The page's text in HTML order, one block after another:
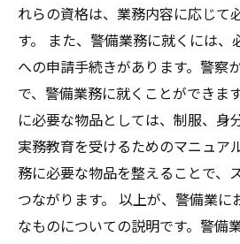
れらの資格は、業務内容に応じて
す。 また、警備業務に就くには
への申請手続きがあります。警察
で、警備業務に就くことができま
に必要な物品としては、制服、身
実務教育を受けるためのマニュア
務に必要な物品を整えることで、
つながります。 以上が、警備業
なものについての説明です。警備